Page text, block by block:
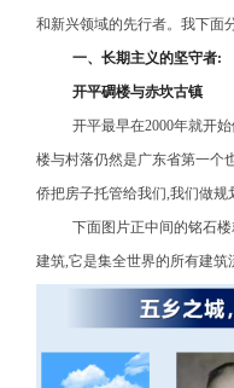
和新兴领域的先行者。我下面
一、长期主义的坚守者:
开平碉楼与赤坎古镇
开平最早在2000年就开
楼与村落仍然是广东省第一个
侨把房子托管给我们,我们做规
下面图片正中间的铭石
建筑,它是集全世界的所有建